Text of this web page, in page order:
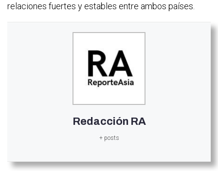
relaciones fuertes y estables entre ambos países.
Redacción RA
+ posts